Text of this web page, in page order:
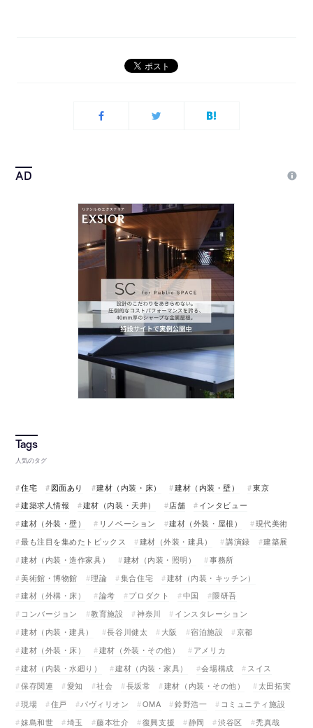
人気のタグ
住宅 図面あり 建材（内装・床） 建材（内装・壁）
東京
建築求人情報
建材（内装・天井） 店舗
インタビュー
建材（外装・壁）
リノベーション 建材（外装・屋根）
現代美術
最も注目を集めたトピックス
建材（外装・建具） 講演録
建築展
建材（内装・造作家具）
建材（内装・照明）
事務所
美術館・博物館
理論 集合住宅
建材（内装・キッチン）
建材（外構・床）
論考 プロダクト 中国
隈研吾
コンバージョン
教育施設 神奈川
インスタレーション
建材（内装・建具）
長谷川健太 大阪 宿泊施設
京都
建材（外装・床）
建材（外装・その他）
アメリカ
建材（内装・水廻り）
建材（内装・家具） 会場構成
スイス
保存関連
愛知 社会 長坂常 建材（内装・その他）
太田拓実
現場
住戸 パヴィリオン OMA 鈴野浩一
コミュニティ施設
妹島和世
埼玉 藤本壮介 復興支援 静岡 渋谷区 禿真哉